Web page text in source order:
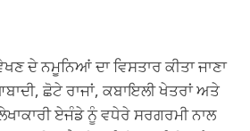
ਦੇ ਨਮੂਨਿਆਂ ਦਾ ਵਿਸਤਾਰ ਕੀਤਾ ਜਾਣਾ
ਛੋਟੇ ਰਾਜਾਂ, ਕਬਾਇਲੀ ਖੇਤਰਾਂ ਅਤੇ
ਏਜੰਡੇ ਨੂੰ ਵਧੇਰੇ ਸਰਗਰਮੀ ਨਾਲ